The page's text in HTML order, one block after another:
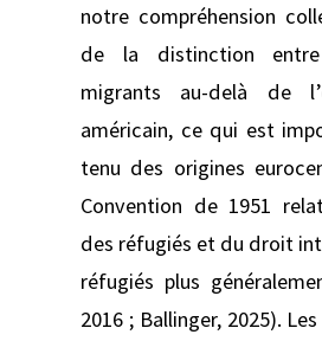
notre compréhension
de la distinction
migrants au-delà de
américain, ce qui est
tenu des origines
Convention de 1951
des réfugiés et du droit
réfugiés plus
2016 ; Ballinger, 2025).